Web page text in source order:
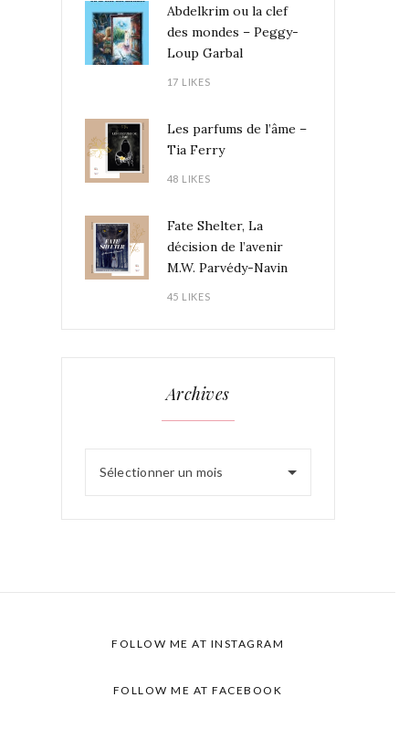
Abdelkrim ou la clef
des mondes – Peggy-
Loup Garbal
17 LIKES
Les parfums de l’âme –
Tia Ferry
48 LIKES
Fate Shelter, La
décision de l’avenir
M.W. Parvédy-Navin
45 LIKES
Archives
Sélectionner un mois
FOLLOW ME AT INSTAGRAM
FOLLOW ME AT FACEBOOK